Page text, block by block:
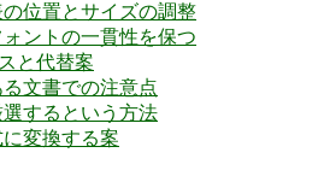
位置とサイズの調整
ントの一貫性を保つ
と代替案
文書での注意点
するという方法
変換する案